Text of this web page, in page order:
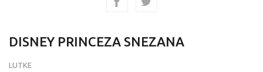
DISNEY PRINCEZA SNEZANA
LUTKE